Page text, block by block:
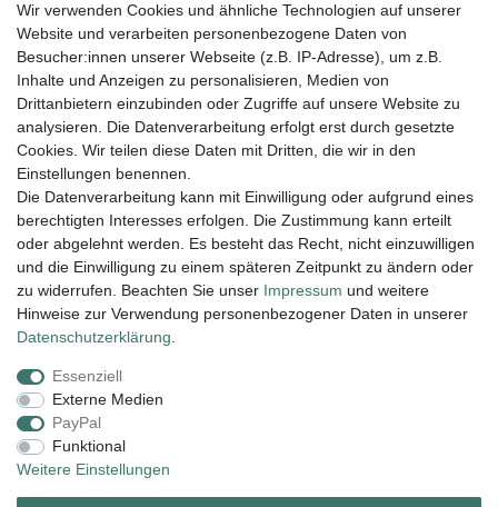
004943548099856
amaryllis-eckernfoerde@t-online.de
EU-Verantwortlicher
Amaryllis Katrin Meißner und Tim Lemke GbR
Ostring
15
004943548099856
amaryllis-eckernfoerde@t-online.de
Lieferung und Versand
Impressum Daten­schutz­erklärung AGB
Widerrufs­recht
Zahlungsarten:
Wir verwenden Cookies und ähnliche Technologien auf unserer
Website und verarbeiten personenbezogene Daten von
Besucher:innen unserer Webseite (z.B. IP-Adresse), um z.B.
Inhalte und Anzeigen zu personalisieren, Medien von
Drittanbietern einzubinden oder Zugriffe auf unsere Website zu
analysieren. Die Datenverarbeitung erfolgt erst durch gesetzte
Cookies. Wir teilen diese Daten mit Dritten, die wir in den
Einstellungen benennen.
Die Datenverarbeitung kann mit Einwilligung oder aufgrund eines
berechtigten Interesses erfolgen. Die Zustimmung kann erteilt
oder abgelehnt werden. Es besteht das Recht, nicht einzuwilligen
und die Einwilligung zu einem späteren Zeitpunkt zu ändern oder
zu widerrufen. Beachten Sie unser Impressum und weitere
Hinweise zur Verwendung personenbezogener Daten in unserer
Daten­schutz­erklärung
Essenziell
Externe Medien
PayPal
Funktional
Weitere Einstellungen